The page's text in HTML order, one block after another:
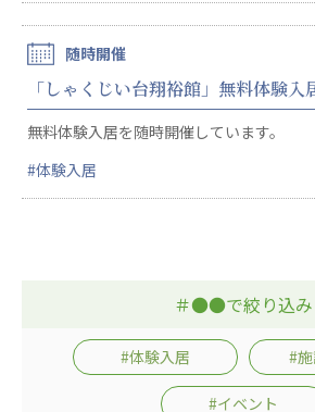
医療法人社団 美翔会
聖心美容クリニック
S-Labo（渋谷院）
医療法人社団 デンタルケアコミュニティ
フォレストデンタルクリニック
医療法人社団 鴻愛会
こうのす共生病院
随時開催
「しゃくじい台翔裕館」無料体験入
無料体験入居を随時開催しています。
#体験入居
＃●●で絞り込み
#体験入居 #
#イベント